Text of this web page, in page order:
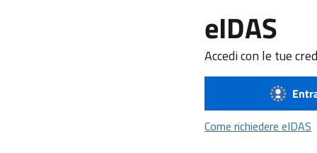
eIDAS
Accedi con le tue
Come richiedere eIDAS